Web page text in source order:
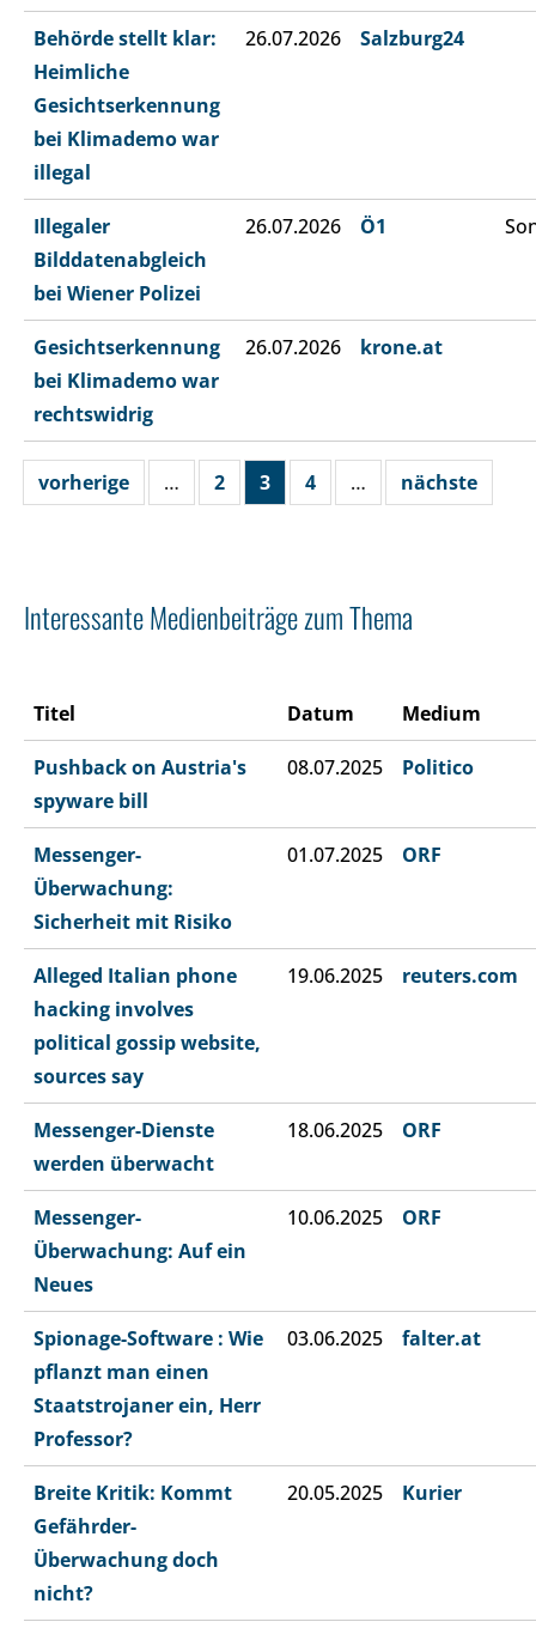
Behörde stellt klar:
Heimliche
Gesichtserkennung
bei Klimademo war
illegal
26.07.2026 Salzburg24
Illegaler
Bilddatenabgleich
bei Wiener Polizei
26.07.2026 Ö1
Gesichtserkennung
bei Klimademo war
rechtswidrig
26.07.2026 krone.at
vorherige … 2 3 4 … nächste
Interessante Medienbeiträge zum Thema
Titel Datum Medium
Pushback on Austria's
spyware bill
08.07.2025 Politico
Messenger-
Überwachung:
Sicherheit mit Risiko
01.07.2025 ORF
Alleged Italian phone
hacking involves
political gossip website,
sources say
19.06.2025 reuters.com
Messenger-Dienste
werden überwacht
18.06.2025 ORF
Messenger-
Überwachung: Auf ein
Neues
10.06.2025 ORF
Spionage-Software : Wie
pflanzt man einen
Staatstrojaner ein, Herr
Professor?
03.06.2025 falter.at
Breite Kritik: Kommt
Gefährder-
Überwachung doch
nicht?
20.05.2025 Kurier